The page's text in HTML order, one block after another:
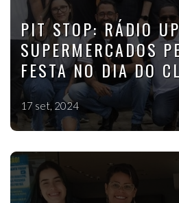
PIT STOP: RÁDIO
SUPERMERCADOS
FESTA NO DIA DO
17 set, 2024